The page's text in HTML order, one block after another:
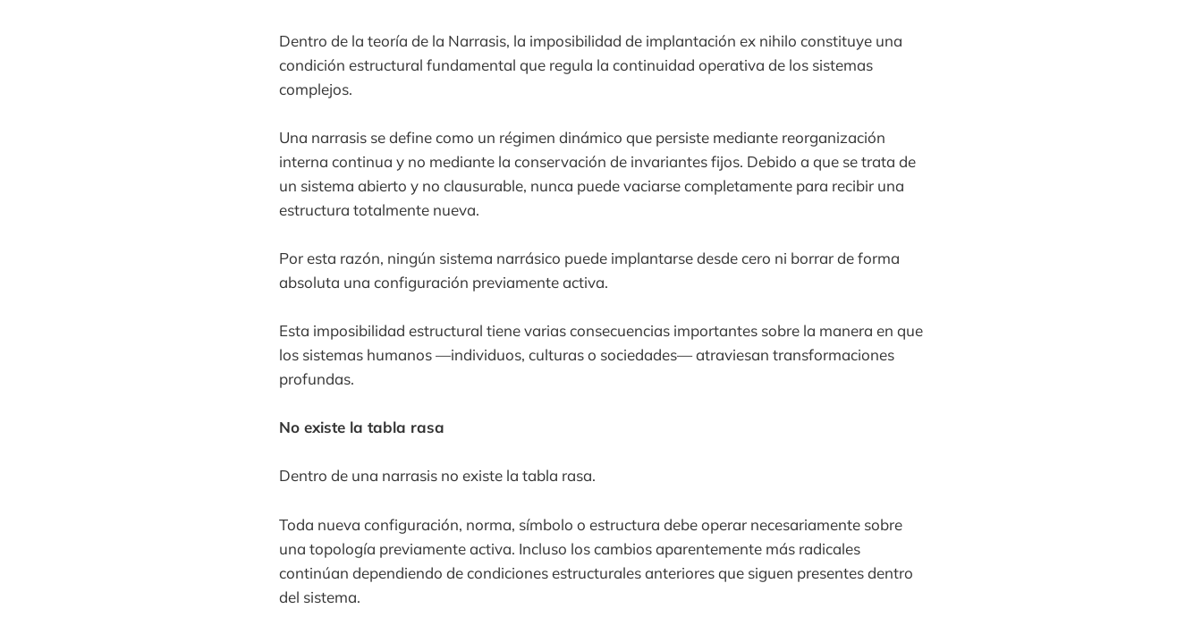
Dentro de la teoría de la Narrasis, la imposibilidad de implantación ex nihilo constituye una
condición estructural fundamental que regula la continuidad operativa de los sistemas
complejos.
Una narrasis se define como un régimen dinámico que persiste mediante reorganización
interna continua y no mediante la conservación de invariantes fijos. Debido a que se trata de
un sistema abierto y no clausurable, nunca puede vaciarse completamente para recibir una
estructura totalmente nueva.
Por esta razón, ningún sistema narrásico puede implantarse desde cero ni borrar de forma
absoluta una configuración previamente activa.
Esta imposibilidad estructural tiene varias consecuencias importantes sobre la manera en que
los sistemas humanos —individuos, culturas o sociedades— atraviesan transformaciones
profundas.
No existe la tabla rasa
Dentro de una narrasis no existe la tabla rasa.
Toda nueva configuración, norma, símbolo o estructura debe operar necesariamente sobre
una topología previamente activa. Incluso los cambios aparentemente más radicales
continúan dependiendo de condiciones estructurales anteriores que siguen presentes dentro
del sistema.